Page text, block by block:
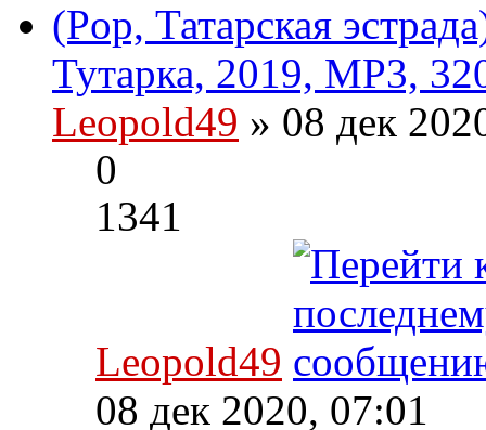
(Pop, Татарская
Тутарка, 2019, MP3,
Leopold49 » 08 дек
0
1341
Leopold49
08 дек 2020, 07:01